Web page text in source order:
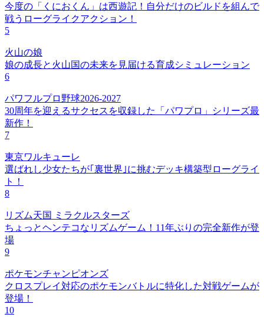
今度の「くにおくん」は西遊記！自分だけのビルドを組んで
戦うローグライクアクション！
5
火山の娘
娘の成長と火山国の未来を見届ける育成シミュレーション
6
パワフルプロ野球2026-2027
30周年を迎えるサクセスを収録した「パワプロ」シリーズ最
新作！
7
東京ワルキューレ
選ばれし少女たちが｢裏世界｣に挑むデッキ構築型ローグライ
ト！
8
リズム天国 ミラクルスターズ
ちょっとヘンテコなリズムゲーム！11年ぶりの完全新作が登
場
9
ポケモンチャンピオンズ
クロスプレイ対応のポケモンバトルに特化した対戦ゲームが
登場！
10